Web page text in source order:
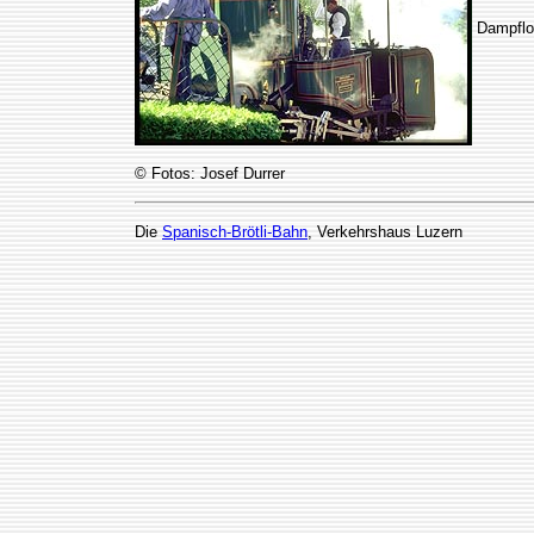
© Fotos: Josef Durrer
Die Spanisch-Brötli-Bahn, Verkehrshaus Luzern